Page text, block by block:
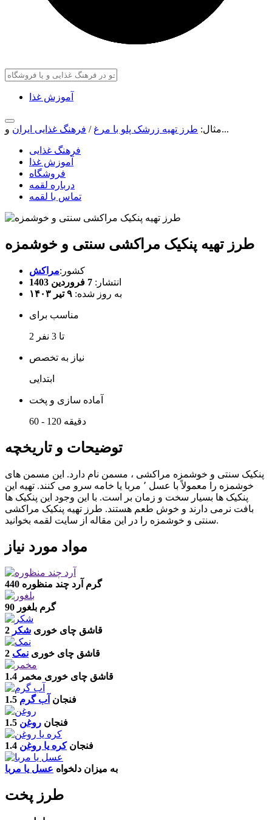
آموزش غذا
مثال: طرز تهیه زرشک پلو با مرغ / فرهنگ غذایی ایران و...
فرهنگ غذایی
آموزش غذا
فروشگاه
درباره لقمه
تماس با لقمه
طرز تهیه پنکیک مراکشی سنتی و خوشمزه
کشور:مراکش
انتشار:
به روز شده:
مناسب برای
2 تا 3 نفر
نیاز به تخصص
ابتدایی
آماده سازی و پخت
60 - 120 دقیقه
توضیحات و تاریخچه
پنکیک سنتی و خوشمزه مراکشی ، مسمن نام دارد. این مسمن های
خوشمزه را معمولاً با عسل ٬ مربا یا خامه سرو می کنند. تهیه این
پنکیک ها بسیار سخت و زمان بر است. با این وجود این پنکیک ها
بافت نرمی دارند و خوش طعم هستند. طرز تهیه پنکیک مراکشی
سنتی و خوشمزه را در این مقاله از سایت لقمه بخوانید.
مواد مورد نیاز
440 گرم آرد چند منظوره
90 گرم بلغور
2 قاشق چای خوری شکر
2 قاشق چای خوری نمک
1.4 قاشق چای خوری مخمر
1.5 فنجان آب گرم
1.5 فنجان روغن
1.4 فنجانکره یا روغن
به میزان دلخواه عسل یا مربا
طرز پخت